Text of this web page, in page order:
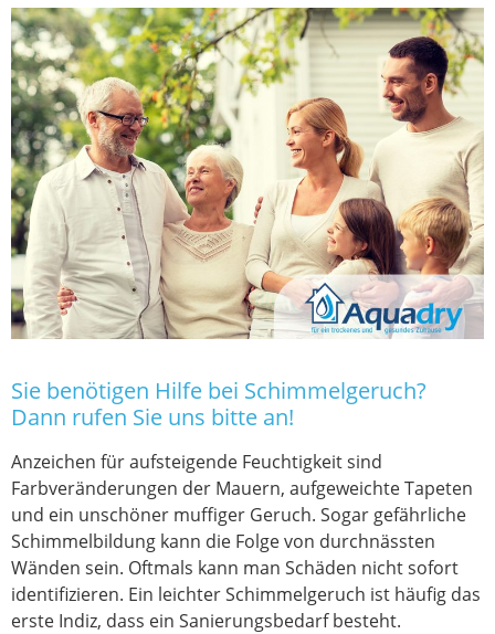
Sie benötigen Hilfe bei Schimmelgeruch?
Dann rufen Sie uns bitte an!
Anzeichen für aufsteigende Feuchtigkeit sind
Farbveränderungen der Mauern, aufgeweichte Tapeten
und ein unschöner muffiger Geruch. Sogar gefährliche
Schimmelbildung kann die Folge von durchnässten
Wänden sein. Oftmals kann man Schäden nicht sofort
identifizieren. Ein leichter Schimmelgeruch ist häufig das
erste Indiz, dass ein Sanierungsbedarf besteht.